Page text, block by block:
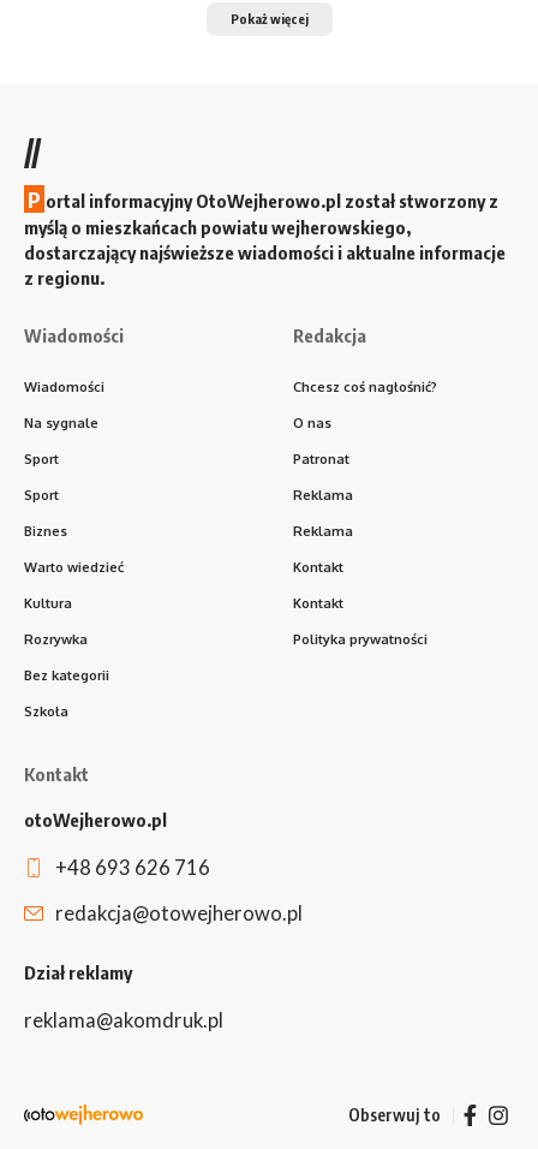
Pokaż więcej
//
P ortal informacyjny OtoWejherowo.pl został stworzony z
myślą o mieszkańcach powiatu wejherowskiego,
dostarczający najświeższe wiadomości i aktualne informacje
z regionu.
Wiadomości
Wiadomości
Na sygnale
Sport
Sport
Biznes
Warto wiedzieć
Kultura
Rozrywka
Bez kategorii
Szkoła
Redakcja
Chcesz coś nagłośnić?
O nas
Patronat
Reklama
Reklama
Kontakt
Kontakt
Polityka prywatności
Kontakt
otoWejherowo.pl
+48 693 626 716
redakcja@otowejherowo.pl
Dział reklamy
reklama@akomdruk.pl
Obserwuj to